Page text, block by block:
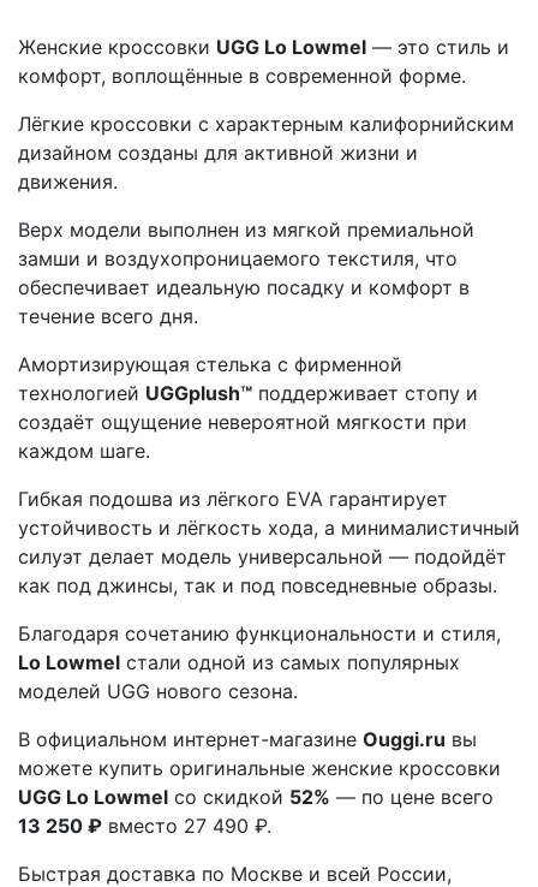
Женские кроссовки UGG Lo Lowmel — это стиль и
комфорт, воплощённые в современной форме.
Лёгкие кроссовки с характерным калифорнийским
дизайном созданы для активной жизни и
движения.
Верх модели выполнен из мягкой премиальной
замши и воздухопроницаемого текстиля, что
обеспечивает идеальную посадку и комфорт в
течение всего дня.
Амортизирующая стелька с фирменной
технологией UGGplush™ поддерживает стопу и
создаёт ощущение невероятной мягкости при
каждом шаге.
Гибкая подошва из лёгкого EVA гарантирует
устойчивость и лёгкость хода, а минималистичный
силуэт делает модель универсальной — подойдёт
как под джинсы, так и под повседневные образы.
Благодаря сочетанию функциональности и стиля,
Lo Lowmel стали одной из самых популярных
моделей UGG нового сезона.
В официальном интернет-магазине Ouggi.ru вы
можете купить оригинальные женские кроссовки
UGG Lo Lowmel со скидкой 52% — по цене всего
13 250 ₽ вместо 27 490 ₽.
Быстрая доставка по Москве и всей России,